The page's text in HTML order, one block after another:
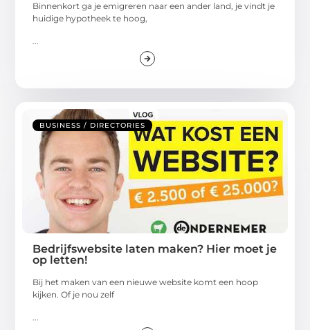
Binnenkort ga je emigreren naar een ander land, je vindt je
huidige hypotheek te hoog,
BUSINESS / DIRECTORIES
Bedrijfswebsite laten maken? Hier moet je
op letten!
Bij het maken van een nieuwe website komt een hoop
kijken. Of je nou zelf